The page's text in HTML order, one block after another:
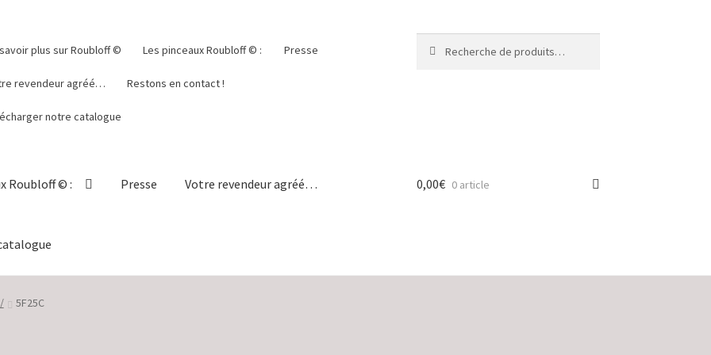
plus sur Roubloff © Les pinceaux Roubloff © : Presse
revendeur agréé… Restons en contact !
notre catalogue
pour :
Roubloff © : Presse Votre revendeur agréé… 0,00€ 0 article
5F25C